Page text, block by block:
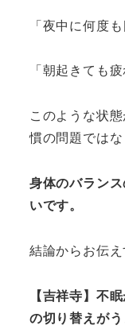
「夜中に何度
「朝起きても
このような状
慣の問題ではな
身体のバラン
いです。
結論からお伝え
【吉祥寺】不
の切り替えがう